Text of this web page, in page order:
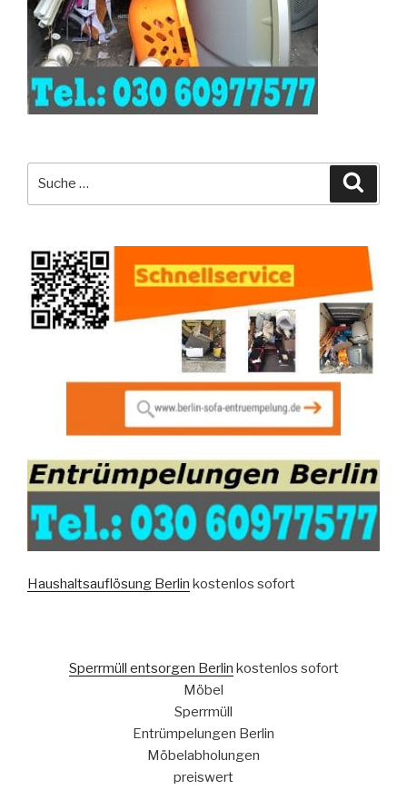
Haushaltsauflösung Berlin kostenlos sofort
Sperrmüll entsorgen Berlin kostenlos sofort
Möbel
Sperrmüll
Entrümpelungen Berlin
Möbelabholungen
preiswert